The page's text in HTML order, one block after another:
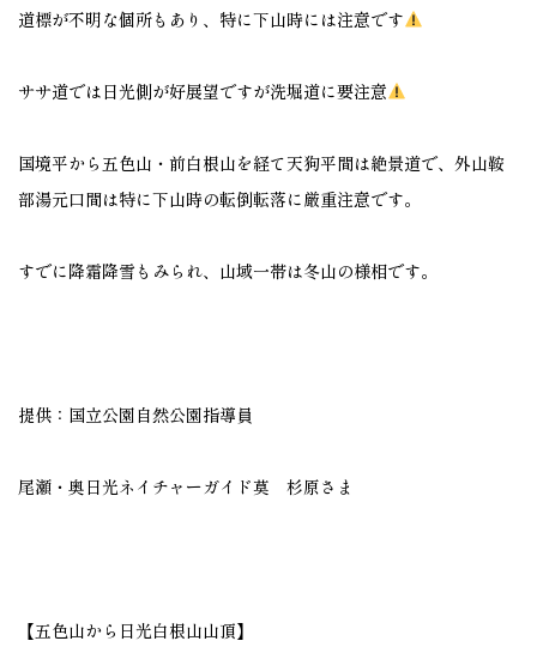
道標が不明な個所もあり、特に下山時には注意です
ササ道では日光側が好展望ですが洗堀道に要注意
国境平から五色山・前白根山を経て天狗平間は絶景道で、外山鞍
部湯元口間は特に下山時の転倒転落に厳重注意です。
すでに降霜降雪もみられ、山域一帯は冬山の様相です。
提供：国立公園自然公園指導員
尾瀬・奥日光ネイチャーガイド莫 杉原さま
【五色山から日光白根山山頂】